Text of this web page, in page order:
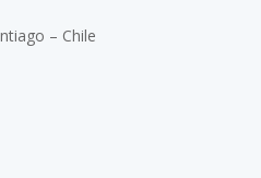
– Chile